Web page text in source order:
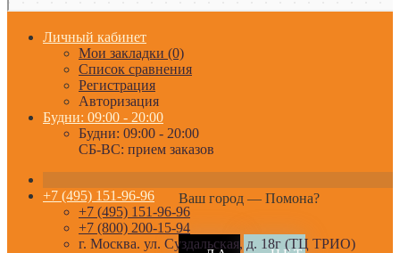
Личный кабинет
Мои закладки (0)
Список сравнения
Регистрация
Авторизация
Будни: 09:00 - 20:00
Будни: 09:00 - 20:00
СБ-ВС: прием заказов
Ваш город — Помона?
+7 (495) 151-96-96
+7 (495) 151-96-96
+7 (800) 200-15-94
г. Москва. ул. Суздальская, д. 18г (ТЦ ТРИО)